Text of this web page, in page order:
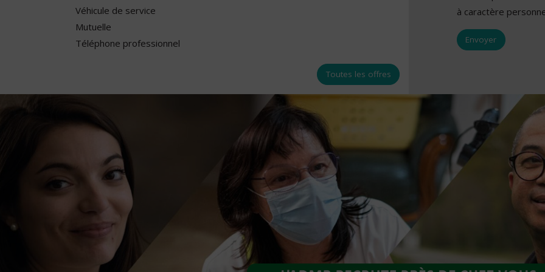
Véhicule de service
Mutuelle
Téléphone professionnel
Toutes les offres
à caractère